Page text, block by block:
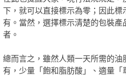
下，就可以直接標示為零；因此
有。當然，選擇標示清楚的包裝
者。
總而言之，雖然人類一天所需的
有，少量「飽和脂肪酸」、適量